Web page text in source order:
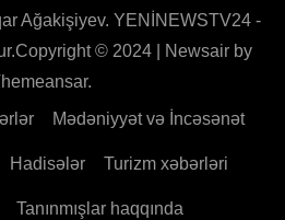
Ağakişiyev. YENİNEWSTV24 -
© 2024
Newsair by
.
Mədəniyyət və İncəsənət
Hadisələr Turizm xəbərləri
Tanınmışlar haqqında